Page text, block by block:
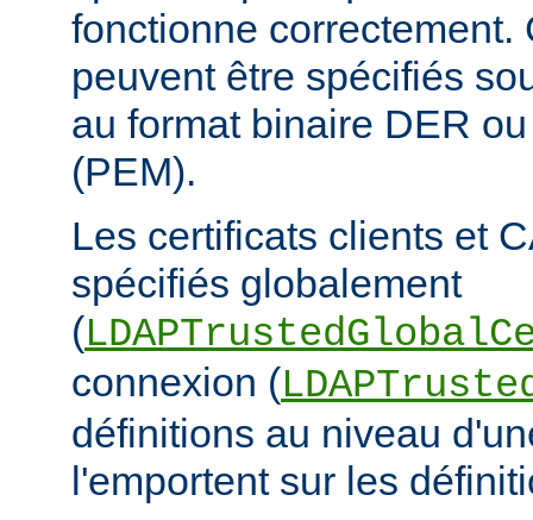
fonctionne correctement.
peuvent être spécifiés
au format binaire DER
(PEM).
Les certificats clients et
spécifiés globalement
(
connexion (
définitions au niveau
l'emportent sur les